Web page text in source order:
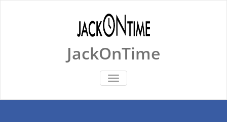
JackOnTime
BASCULER
LA